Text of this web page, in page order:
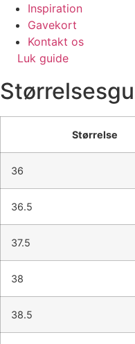
Inspiration
Gavekort
Kontakt os
Luk guide
Størrelse
36
36.5
37.5
38
38.5